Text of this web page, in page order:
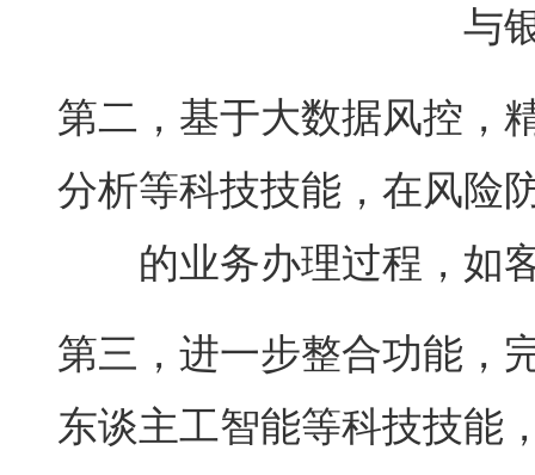
与
第二，基于大数据风控，
分析等科技技能，在风险
的业务办理过程，如
第三，进一步整合功能，
东谈主工智能等科技技能